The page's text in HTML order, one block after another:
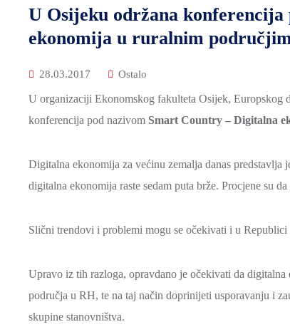
U Osijeku održana
ekonomija u ruralnim
28.03.2017 Ostalo
U organizaciji Ekonomskog fakulteta Osijek, Europskog
konferencija pod nazivom Smart Country – Digitalna
Digitalna ekonomija za većinu zemalja danas predstavlja
digitalna ekonomija raste sedam puta brže. Procjene su
Slični trendovi i problemi mogu se očekivati i u
Upravo iz tih razloga, opravdano je očekivati da
područja u RH, te na taj način doprinijeti usporavanju i
skupine stanovništva.